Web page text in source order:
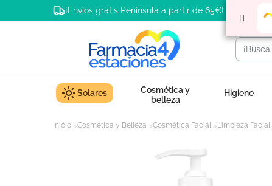
¡Envíos gratis Península a partir de 65€!
Solares
Cosmética y
belleza
Higiene
Inicio Cosmética y Belleza Cosmética Facial Limpieza Facial